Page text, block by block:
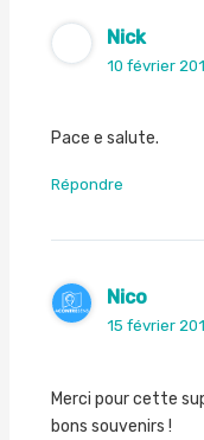
Nick
10 février
Pace e salute.
Répondre
Nico
15 février
Merci pour cette
bons souvenirs !